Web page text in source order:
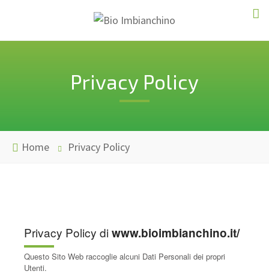
Privacy Policy
Home Privacy Policy
Privacy Policy di www.bioimbianchino.it/
Questo Sito Web raccoglie alcuni Dati Personali dei propri
Utenti.